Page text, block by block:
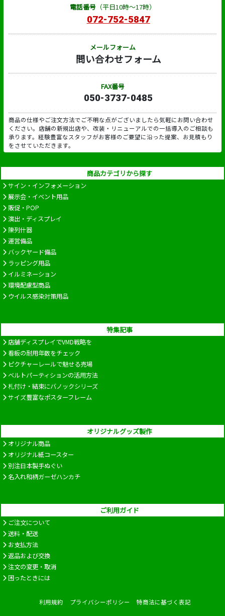
電話番号（平日10時～17時）
072-752-5847
メールフォーム
問い合わせフォーム
FAX番号
050-3737-0485
商品の仕様やご注文方法でご不明な点がございましたら気軽にお問い合わせ
ください。店舗の新規出店や、改装・リニューアルでの一括導入のご相談も
承ります。経験豊富なスタッフがお客様のご要望に沿った提案、お見積もり
をさせていただきます。
商品カテゴリから探す
サイン・インフォメーション
展示会・イベント用品
販促・POP
演出・ディスプレイ
陳列什器
運営備品
バックヤード備品
ラッピング用品
イルミネーション
環境配慮型商品
ウイルス感染対策用品
特集記事
店舗ディスプレイでVMD戦略を
看板の耐用年数をチェック
ピクチャーレールで魅せる売場
ベルトパーティションの活用方法
札付け・結束にバノックシリーズ
サイズ豊富なポスターフレーム
オリジナルグッズ製作
オリジナル商品
オリジナル紙コースター
別注日本製手ぬぐい
名入れ和柄ガーゼハンカチ
ご利用ガイド
ご注文について
送料・配送
お支払方法
返品および交換
注文の変更・取消
困ったときには
利用規約 プライバシーポリシー 特商法に基づく表記